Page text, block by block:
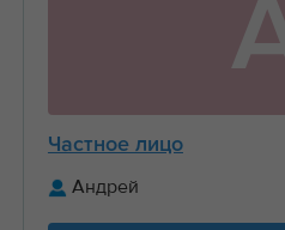
Частное лицо
Андрей